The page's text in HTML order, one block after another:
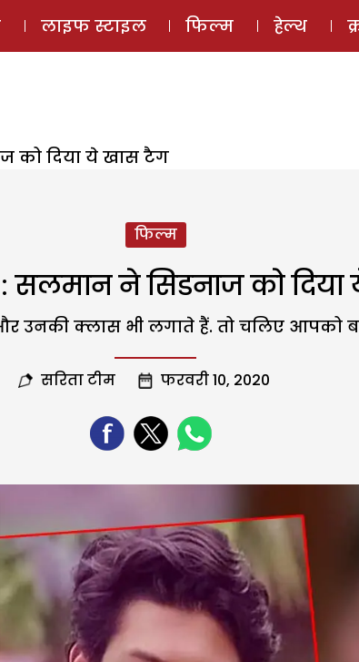
ई-मैगज़ीन
लाइफ स्टाइल फिल्म हेल्थ
को दिया ये खास टैग
फिल्म
: सलमान ने सिडनाज को
उनकी क्लास भी लगाते हैं. तो चलिए आपको
सरिता टीम फरवरी 10, 2020